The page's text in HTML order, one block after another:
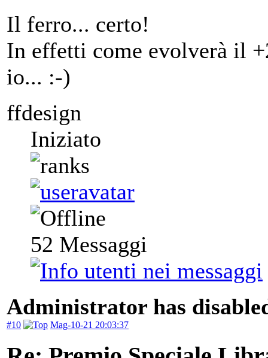
Il ferro... certo!
In effetti come evolverà il
io... :-)
ffdesign
Iniziato
52 Messaggi
Administrator has
#10 Mag-10-21 20:03:37